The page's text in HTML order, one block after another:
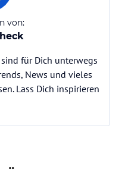
von:
für Dich unterwegs
News und vieles
Lass Dich inspirieren